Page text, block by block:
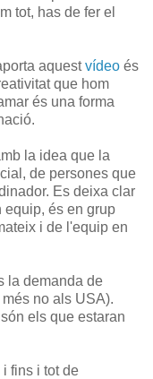
tot, has de fer el
aquestvídeo és
que hom
és una forma
la idea que la
de persones que
Es deixa clar
equip, és en grup
i de l'equip en
la demanda de
no als USA).
els que estaran
fins i tot de